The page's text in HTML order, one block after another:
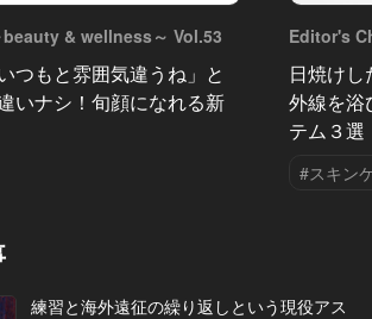
& wellness～ Vol.53
つもと雰囲気違うね」と
いナシ！旬顔になれる新
Editor's
日焼け
外線を浴
テム３選
#スキン
練習と海外遠征の繰り返しという現役アス